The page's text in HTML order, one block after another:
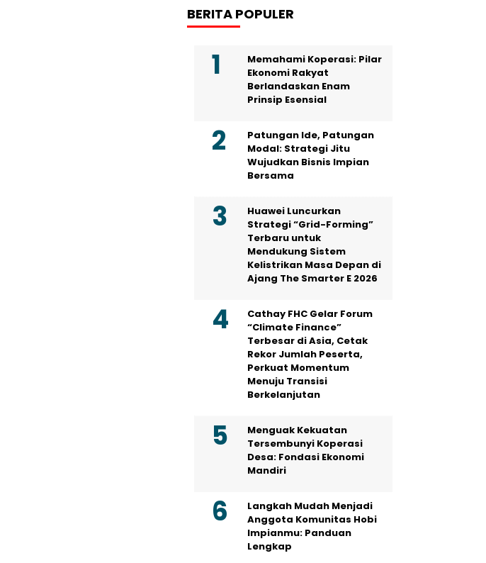
BERITA POPULER
Memahami Koperasi: Pilar
Ekonomi Rakyat
Berlandaskan Enam
Prinsip Esensial
Patungan Ide, Patungan
Modal: Strategi Jitu
Wujudkan Bisnis Impian
Bersama
Huawei Luncurkan
Strategi “Grid-Forming”
Terbaru untuk
Mendukung Sistem
Kelistrikan Masa Depan di
Ajang The Smarter E 2026
Cathay FHC Gelar Forum
“Climate Finance”
Terbesar di Asia, Cetak
Rekor Jumlah Peserta,
Perkuat Momentum
Menuju Transisi
Berkelanjutan
Menguak Kekuatan
Tersembunyi Koperasi
Desa: Fondasi Ekonomi
Mandiri
Langkah Mudah Menjadi
Anggota Komunitas Hobi
Impianmu: Panduan
Lengkap